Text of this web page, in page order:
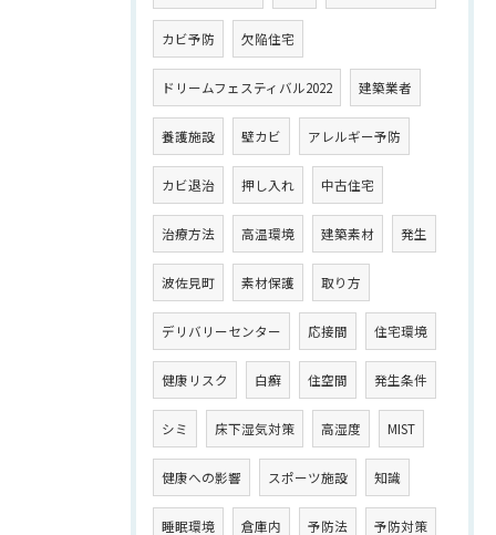
カビ予防 欠陥住宅
ドリームフェスティバル2022 建築業者
養護施設 壁カビ アレルギー予防
カビ退治 押し入れ 中古住宅
治療方法 高温環境 建築素材 発生
波佐見町 素材保護 取り方
デリバリーセンター 応接間 住宅環境
健康リスク 白癬 住空間 発生条件
シミ 床下湿気対策 高湿度 MIST
健康への影響 スポーツ施設 知識
睡眠環境 倉庫内 予防法 予防対策